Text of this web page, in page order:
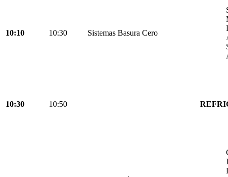
10:10 10:30 Sistemas Basura Cero
10:30 10:50